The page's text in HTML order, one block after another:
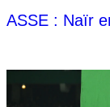
ASSE : Naïr